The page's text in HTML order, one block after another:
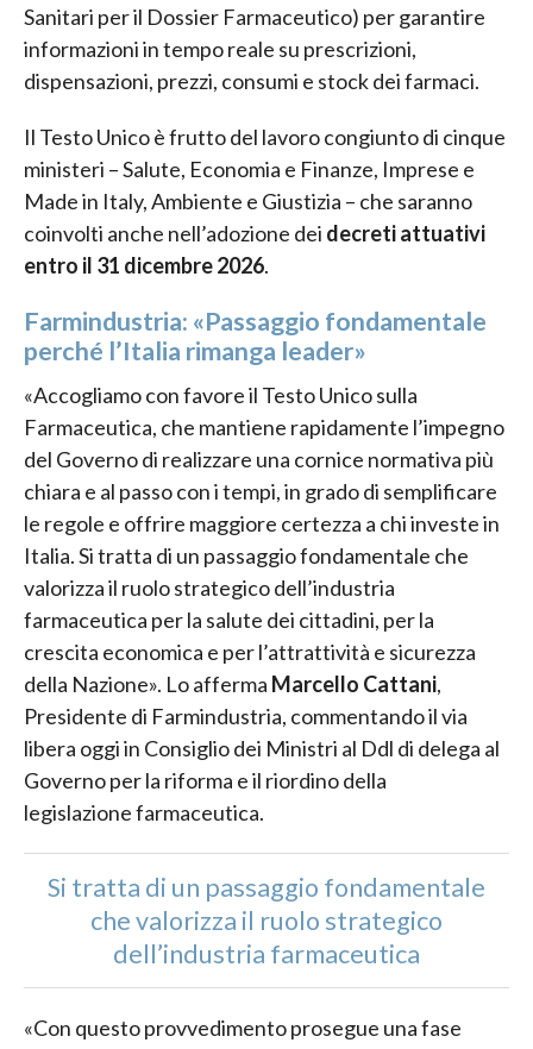
Sanitari per il Dossier Farmaceutico) per garantire
informazioni in tempo reale su prescrizioni,
dispensazioni, prezzi, consumi e stock dei farmaci.
Il Testo Unico è frutto del lavoro congiunto di cinque
ministeri – Salute, Economia e Finanze, Imprese e
Made in Italy, Ambiente e Giustizia – che saranno
coinvolti anche nell’adozione dei decreti attuativi
entro il 31 dicembre 2026.
Farmindustria: «Passaggio fondamentale
perché l’Italia rimanga leader»
«Accogliamo con favore il Testo Unico sulla
Farmaceutica, che mantiene rapidamente l’impegno
del Governo di realizzare una cornice normativa più
chiara e al passo con i tempi, in grado di semplificare
le regole e offrire maggiore certezza a chi investe in
Italia. Si tratta di un passaggio fondamentale che
valorizza il ruolo strategico dell’industria
farmaceutica per la salute dei cittadini, per la
crescita economica e per l’attrattività e sicurezza
della Nazione». Lo afferma Marcello Cattani,
Presidente di Farmindustria, commentando il via
libera oggi in Consiglio dei Ministri al Ddl di delega al
Governo per la riforma e il riordino della
legislazione farmaceutica.
Si tratta di un passaggio fondamentale
che valorizza il ruolo strategico
dell’industria farmaceutica
«Con questo provvedimento prosegue una fase